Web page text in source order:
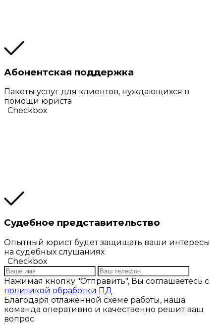
Абонентская поддержка
Пакеты услуг для клиентов, нуждающихся в
помощи юриста
Checkbox
Судебное представительство
Опытный юрист будет защищать ваши интересы
на судебных слушаниях
Checkbox
Нажимая кнопку "Отправить", Вы соглашаетесь с
политикой обработки ПД
Благодаря отлаженной схеме работы, наша
команда оперативно и качественно решит ваш
вопрос